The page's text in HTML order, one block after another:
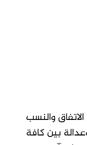
والنسب
بين كافة